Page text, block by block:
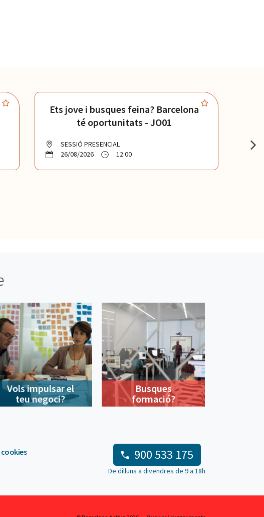
Ets jove i busques feina? Barcelona
té oportunitats - JO01
SESSIÓ PRESENCIAL
26/08/2026
12:00
Vols impulsar el
teu negoci?
Busques
formació?
900 533 175
De dilluns a divendres de 9 a 18h